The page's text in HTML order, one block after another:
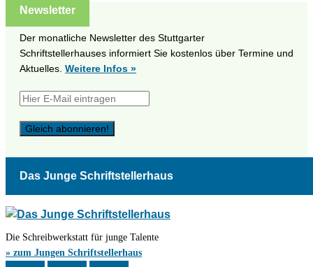
Newsletter
Der monatliche Newsletter des Stuttgarter
Schriftstellerhauses informiert Sie kostenlos über Termine und
Aktuelles. Weitere Infos »
Das Junge Schriftstellerhaus
Die Schreibwerkstatt für junge Talente
» zum Jungen Schriftstellerhaus